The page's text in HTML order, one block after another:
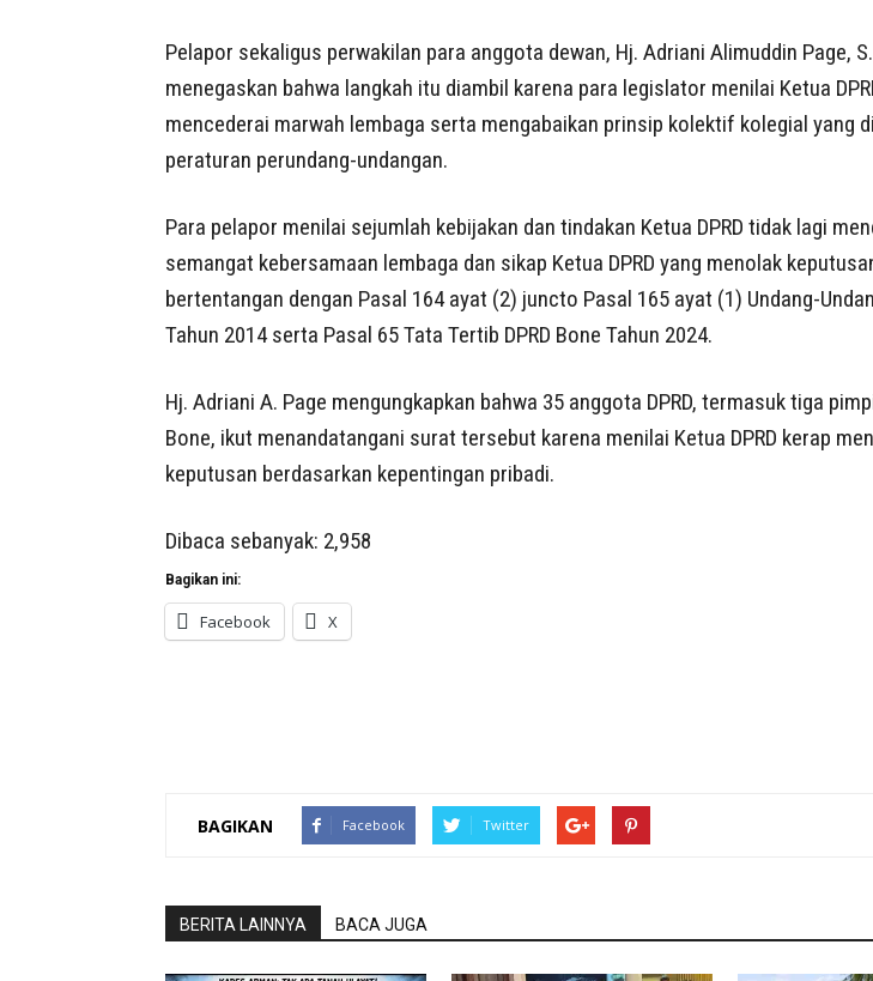
Pelapor sekaligus perwakilan para anggota dewan, Hj. Adriani Alimuddin Page,
menegaskan bahwa langkah itu diambil karena para legislator menilai Ketua
mencederai marwah lembaga serta mengabaikan prinsip kolektif kolegial yang
peraturan perundang-undangan.
Para pelapor menilai sejumlah kebijakan dan tindakan Ketua DPRD tidak lagi
semangat kebersamaan lembaga dan sikap Ketua DPRD yang menolak
bertentangan dengan Pasal 164 ayat (2) juncto Pasal 165 ayat (1) Undang-
Tahun 2014 serta Pasal 65 Tata Tertib DPRD Bone Tahun 2024.
Hj. Adriani A. Page mengungkapkan bahwa 35 anggota DPRD, termasuk tiga
Bone, ikut menandatangani surat tersebut karena menilai Ketua DPRD kerap
keputusan berdasarkan kepentingan pribadi.
Dibaca sebanyak: 2,958
Bagikan ini:
Facebook X
BAGIKAN Facebook Twitter
BERITA LAINNYA BACA JUGA